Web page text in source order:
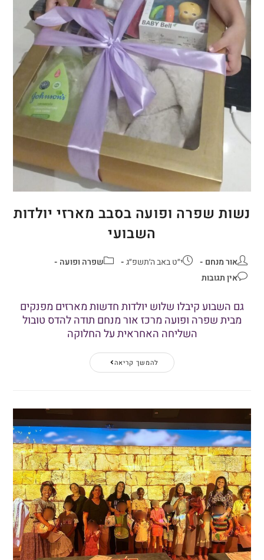
נשות שפרה ופועה בסבב מארזי יולדות
השבועי
אור מנחם י״ט באב ה׳תשפ״ג
שפרה ופועה
אין תגובות
גם השבוע קיבלו שלוש יולדות חדשות מארזים מפנקים
מבית שפרה ופועה מרכז אור מנחם תודה להדס טובול
השליחה האחראית על החלוקה
להמשך קריאה